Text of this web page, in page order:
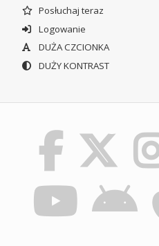
Posłuchaj teraz
Logowanie
DUŻA CZCIONKA
DUŻY KONTRAST